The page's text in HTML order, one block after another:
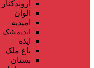
اروندکنار
الوان
امیدیه
اندیمشک
ایذه
باغ ملک
بستان